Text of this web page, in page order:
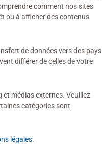
comment nos sites
ou à afficher des contenus
de données vers des pays
différer de celles de votre
médias externes. Veuillez
catégories sont
légales.